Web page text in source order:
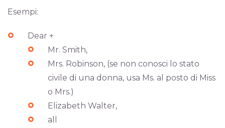
Esempi:
Dear +
Mr. Smith,
Mrs. Robinson, (se non conosci lo stato
civile di una donna, usa Ms. al posto di Miss
o Mrs.)
Elizabeth Walter,
all